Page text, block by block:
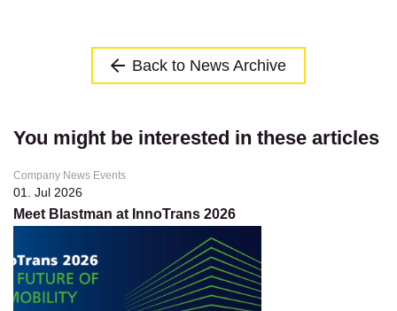
Back to News Archive
You might be interested in these articles
Company News Events
01. Jul 2026
Meet Blastman at InnoTrans 2026